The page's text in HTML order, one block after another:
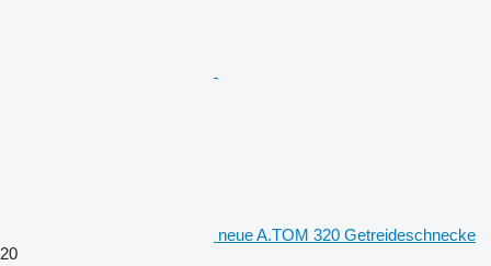
neue A.TOM 320 Getreideschnecke
20